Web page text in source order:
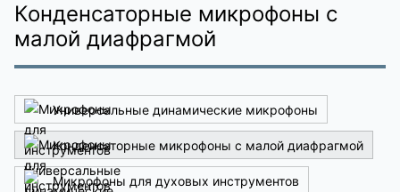
Конденсаторные микрофоны с
малой диафрагмой
Универсальные динамические микрофоны
Конденсаторные микрофоны с малой диафрагмой
Микрофоны для духовых инструментов